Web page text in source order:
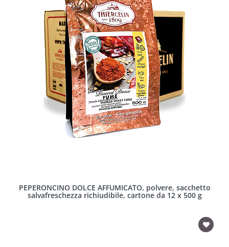
PEPERONCINO DOLCE AFFUMICATO, polvere, sacchetto
salvafreschezza richiudibile, cartone da 12 x 500 g